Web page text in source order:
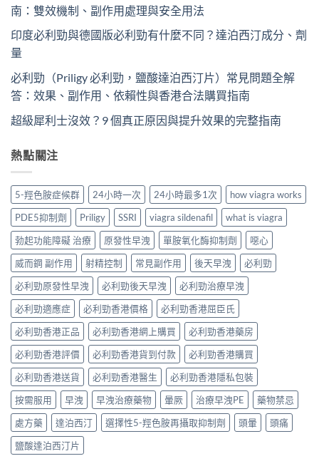
南：雙效機制、副作用處理與安全用法
印度必利勁與德國版必利勁有什麼不同？達泊西汀成分、劑
量
必利勁（Priligy 必利勁，鹽酸達泊西汀片）常見問題全解
答：效果、副作用、依賴性與香港合法購買指南
超級犀利士沒效？9 個真正原因與提升效果的完整指南
熱點關注
5-羥色胺症候群 24小時一次 24小時最多1次
how viagra works
PDE5抑制劑
Priligy SSRI viagra sildenafil
what is viagra
勃起功能障礙 治療
原發性早洩 單胺氧化酶抑制劑
噁心
威而鋼 副作用
射精控制 常見副作用 後天早洩
必利勁
必利勁原發性早洩
必利勁後天早洩
必利勁治療早洩
必利勁適應症
必利勁香港價格
必利勁香港屈臣氏
必利勁香港正品
必利勁香港網上購買
必利勁香港藥房
必利勁香港評價
必利勁香港貨到付款
必利勁香港購買
必利勁香港送貨
必利勁香港醫生
必利勁香港隱私包裝
按需服用
早洩 早洩治療藥物 暈厥 治療早洩PE
藥物禁忌
處方藥
達泊西汀 選擇性5-羥色胺再攝取抑制劑 頭暈
頭痛
鹽酸達泊西汀片